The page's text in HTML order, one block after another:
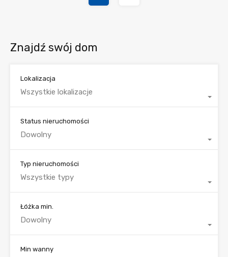
Znajdź swój dom
Lokalizacja
Wszystkie lokalizacje
Status nieruchomości
Dowolny
Typ nieruchomości
Wszystkie typy
Łóżka min.
Dowolny
Min wanny